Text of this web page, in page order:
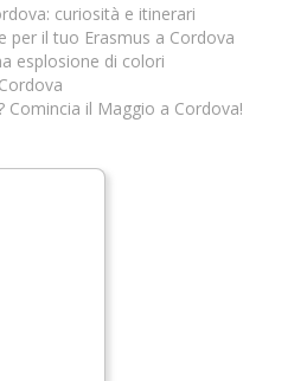
curiosità e itinerari
per il tuo Erasmus a Cordova
esplosione di colori
Comincia il Maggio a Cordova!